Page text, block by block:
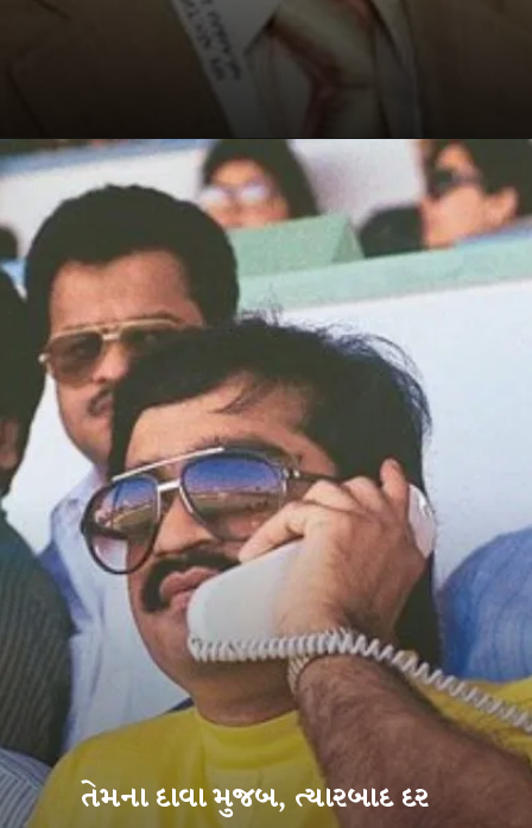
તેમના દાવા મુજબ, ત્યારબાદ દર